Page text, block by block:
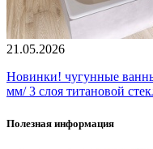
21.05.2026
Новинки! чугунные
мм/ 3 слоя титановой
Полезная информация